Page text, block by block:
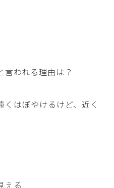
われる理由は？
はぼやけるけど、近く
える